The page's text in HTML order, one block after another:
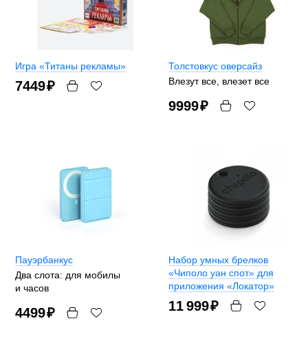
Игра «Титаны рекламы»
7449₽
Толстовкус оверсайз
Влезут все, влезет все
9999₽
Пауэрбанкус
Два слота: для мобилы
и часов
4499₽
Набор умных брелков
«Чиполо уан спот» для
приложения «Локатор»
11 999₽